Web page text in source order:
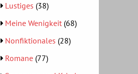
Lustiges (38)
Meine Wenigkeit(68)
Nonfiktionales (28)
Romane(77)